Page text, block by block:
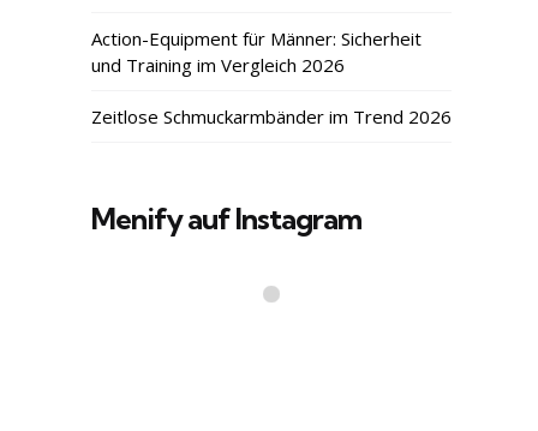
Action-Equipment für Männer: Sicherheit
und Training im Vergleich 2026
Zeitlose Schmuckarmbänder im Trend 2026
Menify auf Instagram